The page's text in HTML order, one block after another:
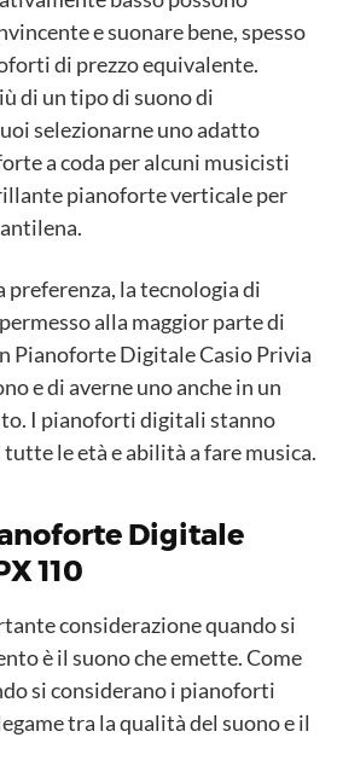
e suonare bene, spesso
di prezzo equivalente.
di un tipo di suono di
selezionarne uno adatto
a coda per alcuni musicisti
pianoforte verticale per
preferenza, la tecnologia di
alla maggior parte di
Pianoforte Digitale Casio Privia
e di averne uno anche in un
I pianoforti digitali stanno
le età e abilità a fare musica.
Digitale
110
considerazione quando si
è il suono che emette. Come
si considerano i pianoforti
tra la qualità del suono e il